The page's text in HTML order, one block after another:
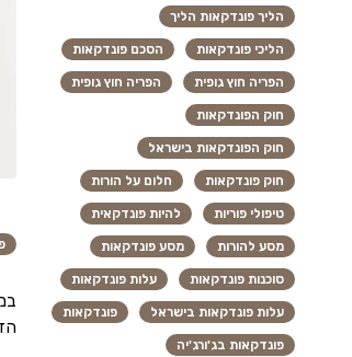
הליך פונדקאות הליך
הליכי פונדקאות הסכם פונדקאות
הפריה חוץ גופית הפריה חוץ גופית
חוק הפונדקאות
חוק הפונדקאות בישראל
חוק פונדקאות חלום על הורות
טיפולי פוריות להיות פונדקאית
מסע להורות מסע פונדקאות
סוכנות פונדקאות עלות פונדקאות
עלות פונדקאות בישראל פונדקאות
פונדקאות בג'ורג'יה